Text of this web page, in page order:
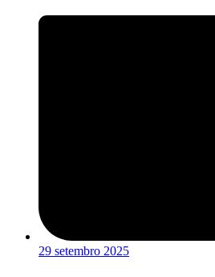
29 setembro 2025